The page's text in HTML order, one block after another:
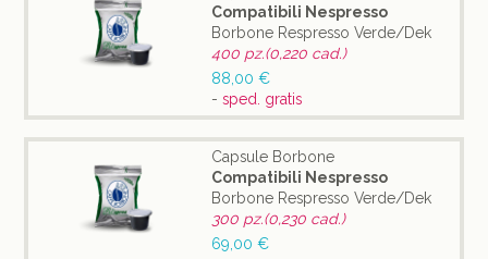
Compatibili Nespresso
Borbone Respresso Verde/Dek
400 pz.(0,220 cad.)
88,00 €
- sped. gratis
Capsule Borbone
Compatibili Nespresso
Borbone Respresso Verde/Dek
300 pz.(0,230 cad.)
69,00 €